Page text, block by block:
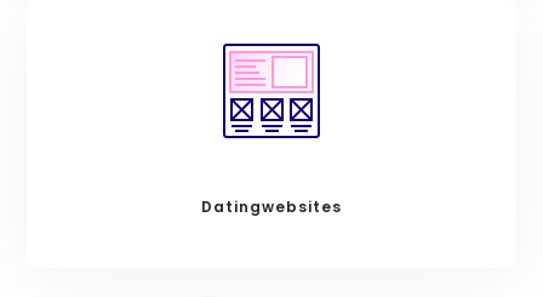
Datingwebsites